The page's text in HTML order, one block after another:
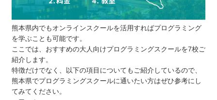
熊本県内でもオンラインスクールを活用すればプログラミング
を学ぶことも可能です。
ここでは、おすすめの大人向けプログラミングスクールを7校ご
紹介します。
特徴だけでなく、以下の項目についてもご紹介しているので、
熊本県でプログラミングスクールに通いたい方はぜひ参考にし
てみてください。